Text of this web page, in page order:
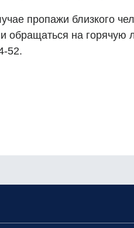
пропажи близкого
обращаться на горячую
52.